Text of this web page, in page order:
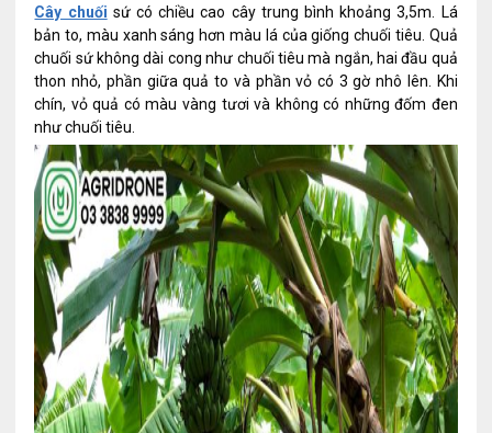
Cây chuối sứ có chiều cao cây trung bình khoảng 3,5m. Lá
bản to, màu xanh sáng hơn màu lá của giống chuối tiêu. Quả
chuối sứ không dài cong như chuối tiêu mà ngắn, hai đầu quả
thon nhỏ, phần giữa quả to và phần vỏ có 3 gờ nhô lên. Khi
chín, vỏ quả có màu vàng tươi và không có những đốm đen
như chuối tiêu.